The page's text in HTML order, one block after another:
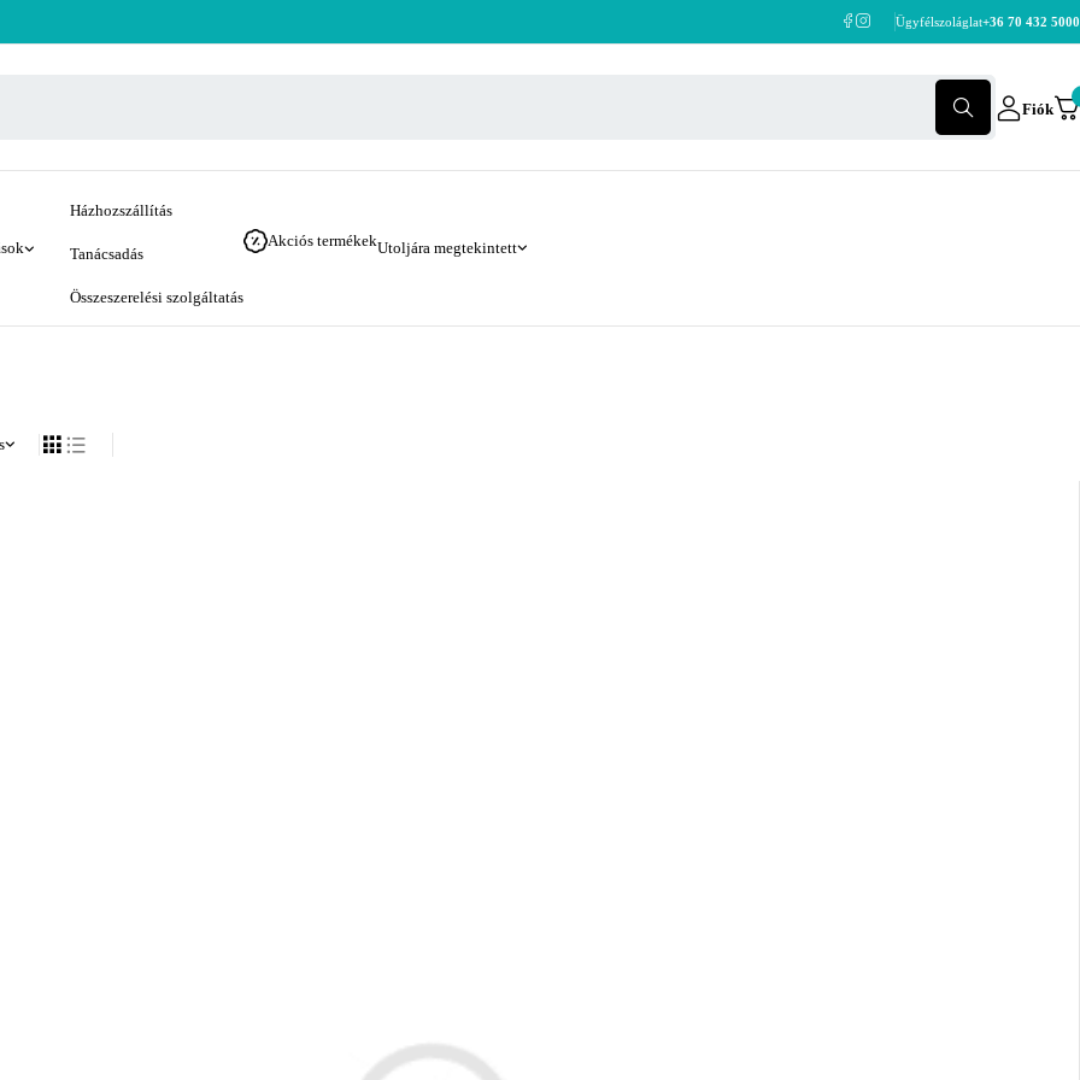
Ügyfélszoláglat+36 70 432 5000
Fiók
Házhozszállítás
Tanácsadás
Összeszerelési szolgáltatás
Akciós termékekUtoljára megtekintett